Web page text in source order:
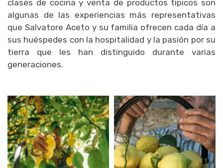
clases de cocina y venta de productos típicos son
algunas de las experiencias más representativas
que Salvatore Aceto y su familia ofrecen cada día a
sus huéspedes con la hospitalidad y la pasión por su
tierra que les han distinguido durante varias
generaciones.